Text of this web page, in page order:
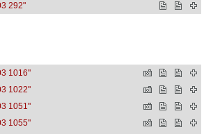
292"
1016"
1022"
1051"
1055"